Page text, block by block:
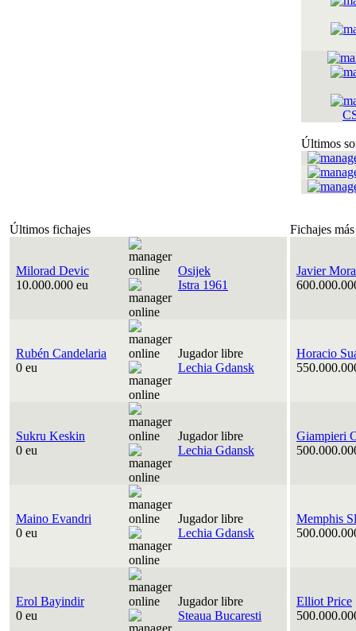
Últimos
Últimos fichajes Fichajes
Milorad Devic
10.000.000 eu
Osijek
Istra 1961
Javier
Rubén Candelaria
0 eu
Jugador libre
Lechia Gdansk
Horacio
Sukru Keskin
0 eu
Jugador libre
Lechia Gdansk
Giampieri
Maino Evandri
0 eu
Jugador libre
Lechia Gdansk
Memphis
Erol Bayindir
0 eu
Jugador libre
Steaua Bucaresti
Elliot Price